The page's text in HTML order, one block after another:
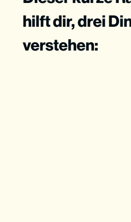
hilft dir, drei
verstehen: